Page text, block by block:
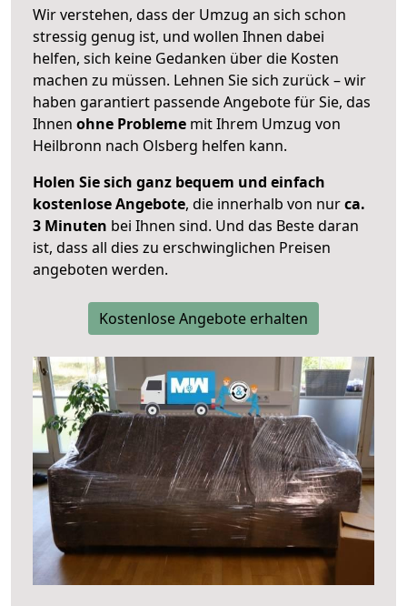
Wir verstehen, dass der Umzug an sich schon
stressig genug ist, und wollen Ihnen dabei
helfen, sich keine Gedanken über die Kosten
machen zu müssen. Lehnen Sie sich zurück – wir
haben garantiert passende Angebote für Sie, das
Ihnen ohne Probleme mit Ihrem Umzug von
Heilbronn nach Olsberg helfen kann.
Holen Sie sich ganz bequem und einfach
kostenlose Angebote, die innerhalb von nurca.
3 Minuten bei Ihnen sind. Und das Beste daran
ist, dass all dies zu erschwinglichen Preisen
angeboten werden.
Kostenlose Angebote erhalten